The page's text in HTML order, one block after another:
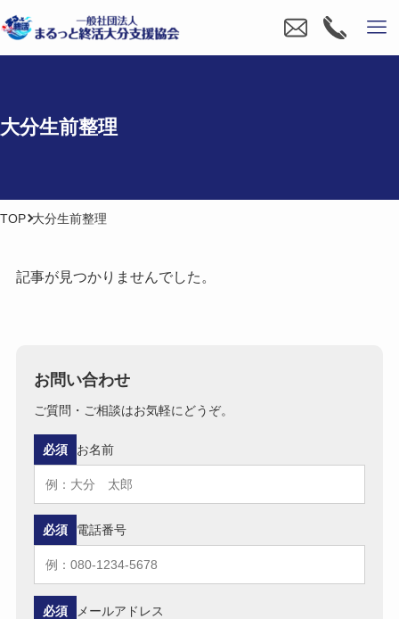
大分生前整理
TOP 大分生前整理
記事が見つかりませんでした。
お問い合わせ
ご質問・ご相談はお気軽にどうぞ。
お名前
必須
電話番号
必須
メールアドレス
必須